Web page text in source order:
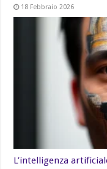
18 Febbraio 2026
L’intelligenza